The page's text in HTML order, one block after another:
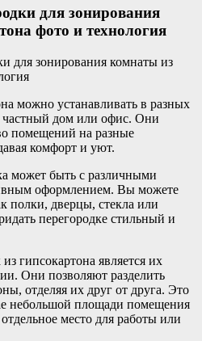
для зонирования
фото и технология
можно устанавливать в разных
частный дом или офис. Они
помещений на разные
комфорт и уют.
может быть с различными
оформлением. Вы можете
полки, дверцы, стекла или
перегородке стильный и
гипсокартона является их
Они позволяют разделить
отделяя их друг от друга. Это
небольшой площади помещения
место для работы или